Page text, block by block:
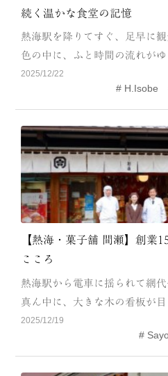
続く温かな食堂の記憶
熱海駅を降りてすぐ、足早に
色の中に、ふと時間の流れが
2025/12/22
H.Isobe
【熱海・菓子舗 間瀬】創業
こころ
熱海駅から電車に揺られて網
真ん中に、大きな木の看板が
2025/12/19